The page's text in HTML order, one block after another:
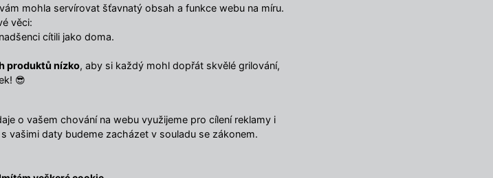
mohla servírovat šťavnatý obsah a funkce webu na míru.
věci:
cítili jako doma.
produktů nízko, aby si každý mohl dopřát skvělé grilování,
😎
o vašem chování na webu využijeme pro cílení reklamy i
vašimi daty budeme zacházet v souladu se zákonem.